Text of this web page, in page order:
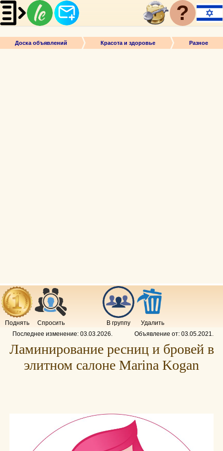
?
Доска объявлений Красота и здоровье Разное
Поднять Спросить В группу
Удалить
Последнее изменение: 03.03.2026. Объявление от: 03.05.2021.
Ламинирование ресниц и бровей в
элитном салоне Marina Kogan